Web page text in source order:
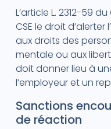
L’article L. 2312-59
CSE le droit
aux droits des
mentale ou aux
doit donner lieu à
l’employeur et un
Sanctions
de réaction